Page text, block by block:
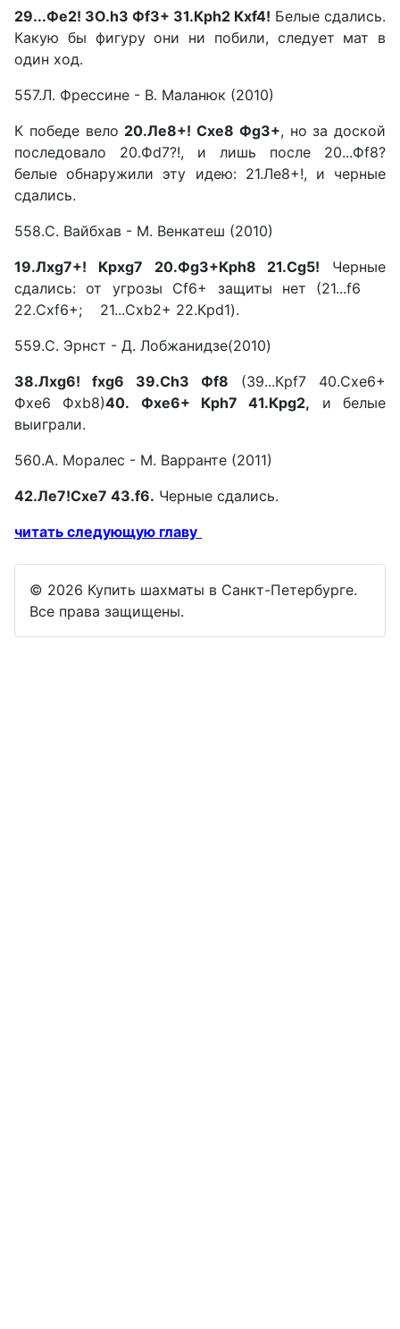
29...Фе2! ЗО.h3 Фf3+ 31.Крh2 Кxf4! Белые сдались.
Какую бы фигуру они ни побили, следует мат в
один ход.
557.Л. Фрессине - В. Маланюк (2010)
К победе вело 20.Ле8+! Схе8 Фg3+, но за доской
последовало 20.Фd7?!, и лишь после 20...Фf8?
белые обнаружили эту идею: 21.Ле8+!, и черные
сдались.
558.С. Вайбхав - М. Венкатеш (2010)
19.Лxg7+! Крxg7 20.Фg3+Крh8 21.Сg5! Черные
сдались: от угрозы Cf6+ защиты нет (21...f6
22.Cxf6+; 21...Cхb2+ 22.Крd1).
559.С. Эрнст - Д. Лобжанидзе(2010)
38.Лxg6! fxg6 З9.СhЗ Фf8 (39...Крf7 40.Cхе6+
Фхе6 Фхb8)40. Фхе6+ Крh741.Крg2, и белые
выиграли.
560.А. Моралес - М. Варранте (2011)
42.Ле7!Схе7 43.f6. Черные сдались.
читать следующую главу
© 2026 Купить шахматы в Санкт-Петербурге.
Все права защищены.